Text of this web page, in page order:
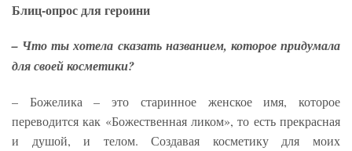
Блиц-опрос для героини
– Что ты хотела сказать названием, которое придумала
для своей косметики?
– Божелика – это старинное женское имя, которое
переводится как «Божественная ликом», то есть прекрасная
и душой, и телом. Создавая косметику для моих